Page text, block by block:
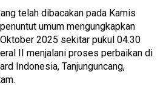
telah dibacakan pada Kamis
umum mengungkapkan
2025 sekitar pukul 04.30
II menjalani proses perbaikan di
Indonesia, Tanjunguncang,